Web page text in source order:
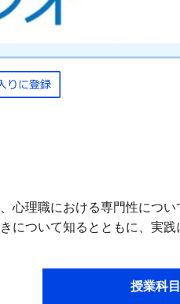
心理職における専門性につ
について知るとともに、実
授業科